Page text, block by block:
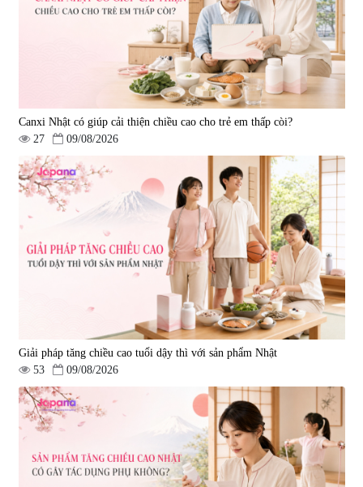
Canxi Nhật có giúp cải thiện chiều cao cho trẻ em thấp còi?
27
09/08/2026
Giải pháp tăng chiều cao tuổi dậy thì với sản phẩm Nhật
53
09/08/2026